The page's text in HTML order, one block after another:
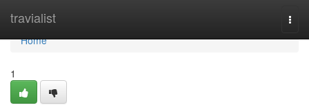
travialist
Home
Home
1